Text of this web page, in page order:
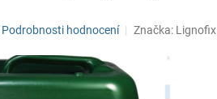
Podrobnosti hodnocení Značka: Lignofix